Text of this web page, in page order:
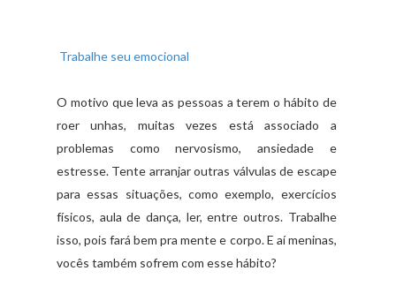
Trabalhe seu emocional
O motivo que leva as pessoas a terem o hábito de
roer unhas, muitas vezes está associado a
problemas como nervosismo, ansiedade e
estresse. Tente arranjar outras válvulas de escape
para essas situações, como exemplo, exercícios
físicos, aula de dança, ler, entre outros. Trabalhe
isso, pois fará bem pra mente e corpo. E aí meninas,
vocês também sofrem com esse hábito?